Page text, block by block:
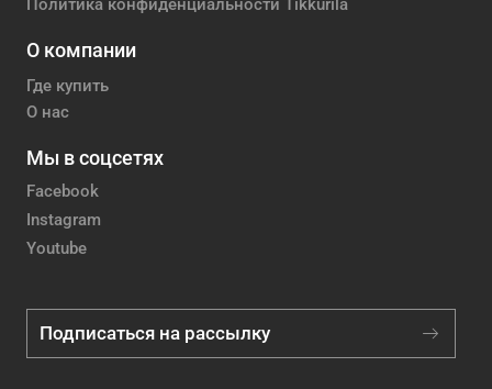
Политика конфиденциальности Tikkurila
О компании
Где купить
О нас
Мы в соцсетях
Facebook
Instagram
Youtube
Подписаться на рассылку